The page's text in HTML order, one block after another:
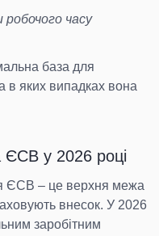
робочого часу
база для
в яких випадках вона
у 2026 році
ЄСВ – це верхня межа
внесок. У 2026
заробітним